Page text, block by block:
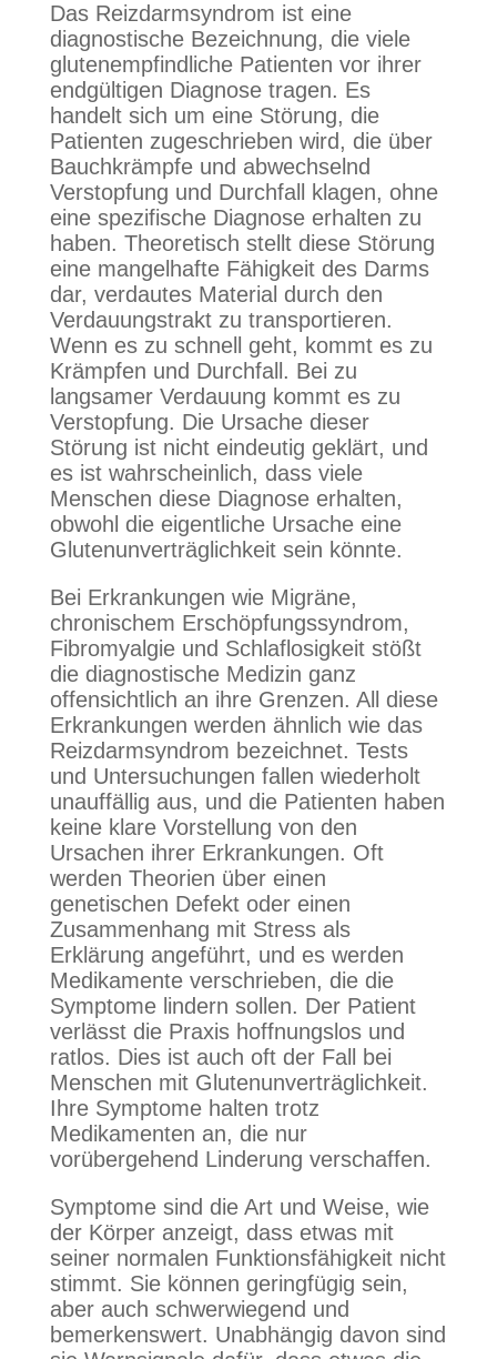
Das Reizdarmsyndrom ist eine
diagnostische Bezeichnung, die viele
glutenempfindliche Patienten vor ihrer
endgültigen Diagnose tragen. Es
handelt sich um eine Störung, die
Patienten zugeschrieben wird, die über
Bauchkrämpfe und abwechselnd
Verstopfung und Durchfall klagen, ohne
eine spezifische Diagnose erhalten zu
haben. Theoretisch stellt diese Störung
eine mangelhafte Fähigkeit des Darms
dar, verdautes Material durch den
Verdauungstrakt zu transportieren.
Wenn es zu schnell geht, kommt es zu
Krämpfen und Durchfall. Bei zu
langsamer Verdauung kommt es zu
Verstopfung. Die Ursache dieser
Störung ist nicht eindeutig geklärt, und
es ist wahrscheinlich, dass viele
Menschen diese Diagnose erhalten,
obwohl die eigentliche Ursache eine
Glutenunverträglichkeit sein könnte.
Bei Erkrankungen wie Migräne,
chronischem Erschöpfungssyndrom,
Fibromyalgie und Schlaflosigkeit stößt
die diagnostische Medizin ganz
offensichtlich an ihre Grenzen. All diese
Erkrankungen werden ähnlich wie das
Reizdarmsyndrom bezeichnet. Tests
und Untersuchungen fallen wiederholt
unauffällig aus, und die Patienten haben
keine klare Vorstellung von den
Ursachen ihrer Erkrankungen. Oft
werden Theorien über einen
genetischen Defekt oder einen
Zusammenhang mit Stress als
Erklärung angeführt, und es werden
Medikamente verschrieben, die die
Symptome lindern sollen. Der Patient
verlässt die Praxis hoffnungslos und
ratlos. Dies ist auch oft der Fall bei
Menschen mit Glutenunverträglichkeit.
Ihre Symptome halten trotz
Medikamenten an, die nur
vorübergehend Linderung verschaffen.
Symptome sind die Art und Weise, wie
der Körper anzeigt, dass etwas mit
seiner normalen Funktionsfähigkeit nicht
stimmt. Sie können geringfügig sein,
aber auch schwerwiegend und
bemerkenswert. Unabhängig davon sind